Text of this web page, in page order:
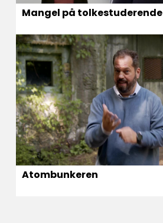
Mangel på tolkestuderende
Atombunkeren